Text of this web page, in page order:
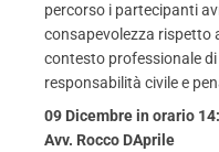
percorso i partecipanti
consapevolezza rispetto
contesto professionale
responsabilità civile e
09 Dicembre in orario
Avv. Rocco DAprile